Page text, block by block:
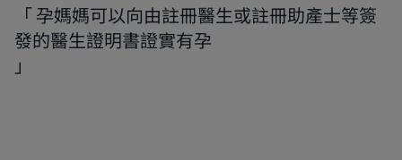
孕媽媽可以向由註冊醫生或註冊助產士等簽
發的醫生證明書證實有孕